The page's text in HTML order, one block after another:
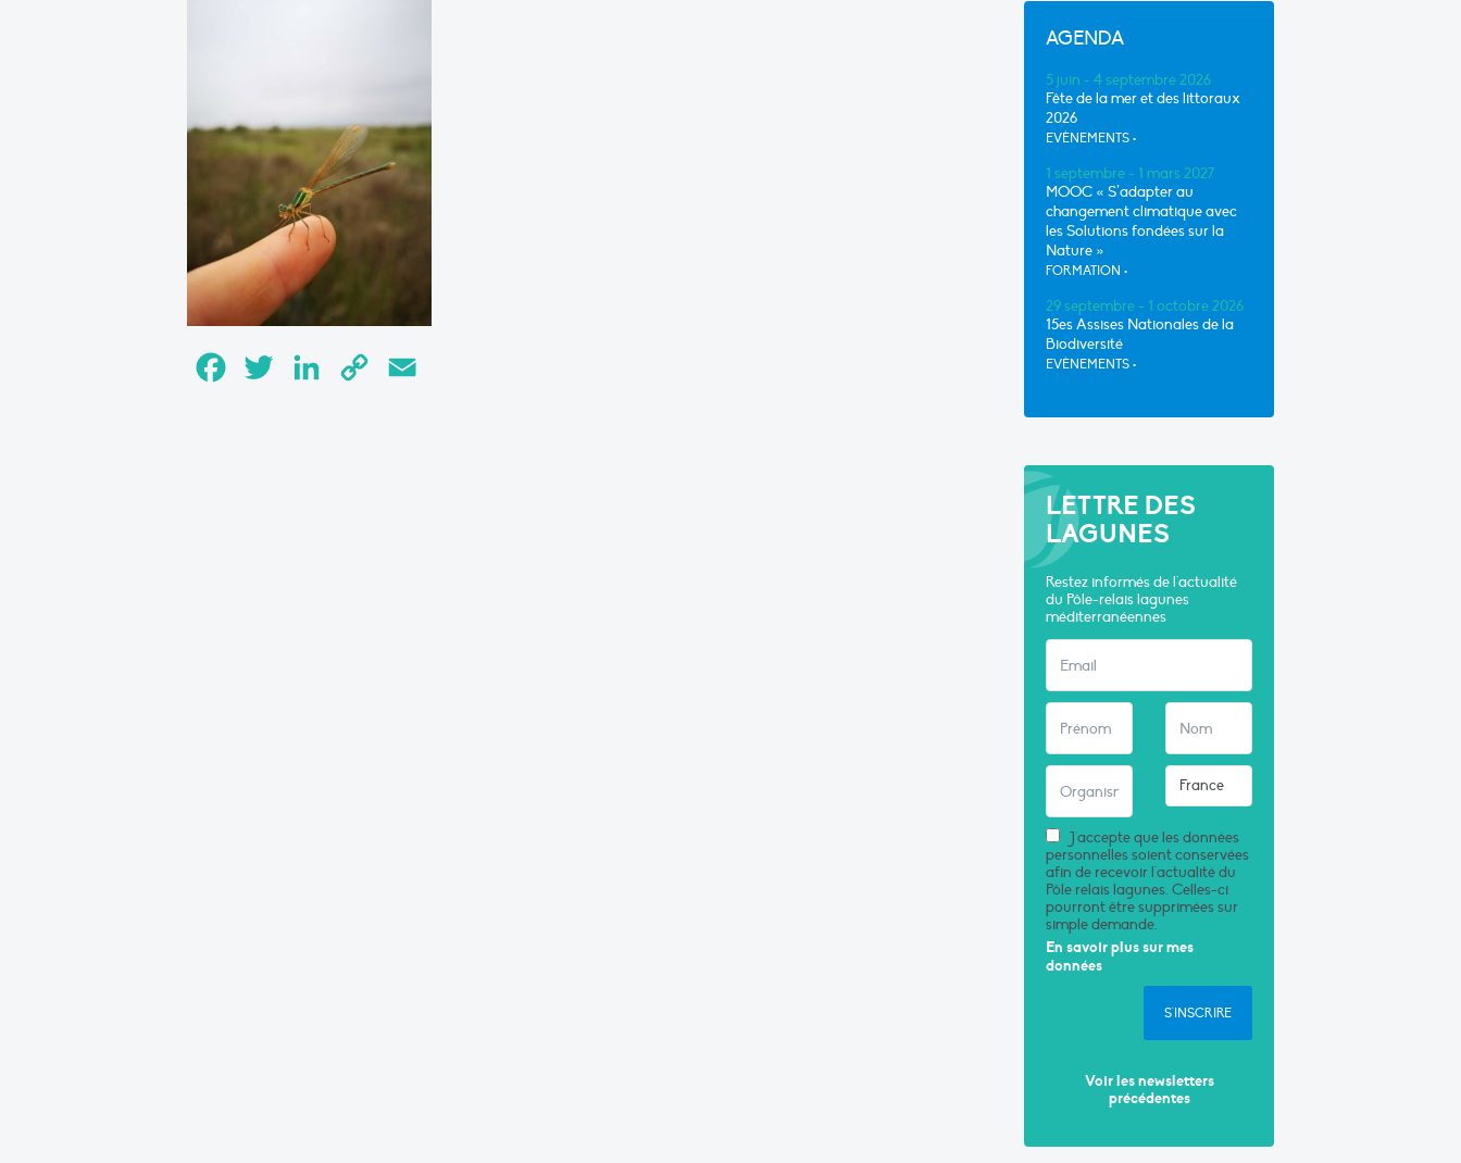
FacebookTwitter LinkedInCopy
AGENDA
5 juin - 4 septembre 2026
Fête de la mer et des littoraux
2026
EVÈNEMENTS •
1 septembre - 1 mars 2027
MOOC « S’adapter au
changement climatique avec
les Solutions fondées sur la
Nature »
FORMATION •
29 septembre - 1 octobre 2026
15es Assises Nationales de la
Biodiversité
EVÈNEMENTS •
LETTRE DES
LAGUNES
Restez informés de l'actualité
du Pôle-relais lagunes
méditerranéennes
J'accepte que les données
personnelles soient conservées
afin de recevoir l'actualité du
Pôle relais lagunes. Celles-ci
pourront être supprimées sur
simple demande.
En savoir plus sur mes
données
S'INSCRIRE
Voir les newsletters
précédentes